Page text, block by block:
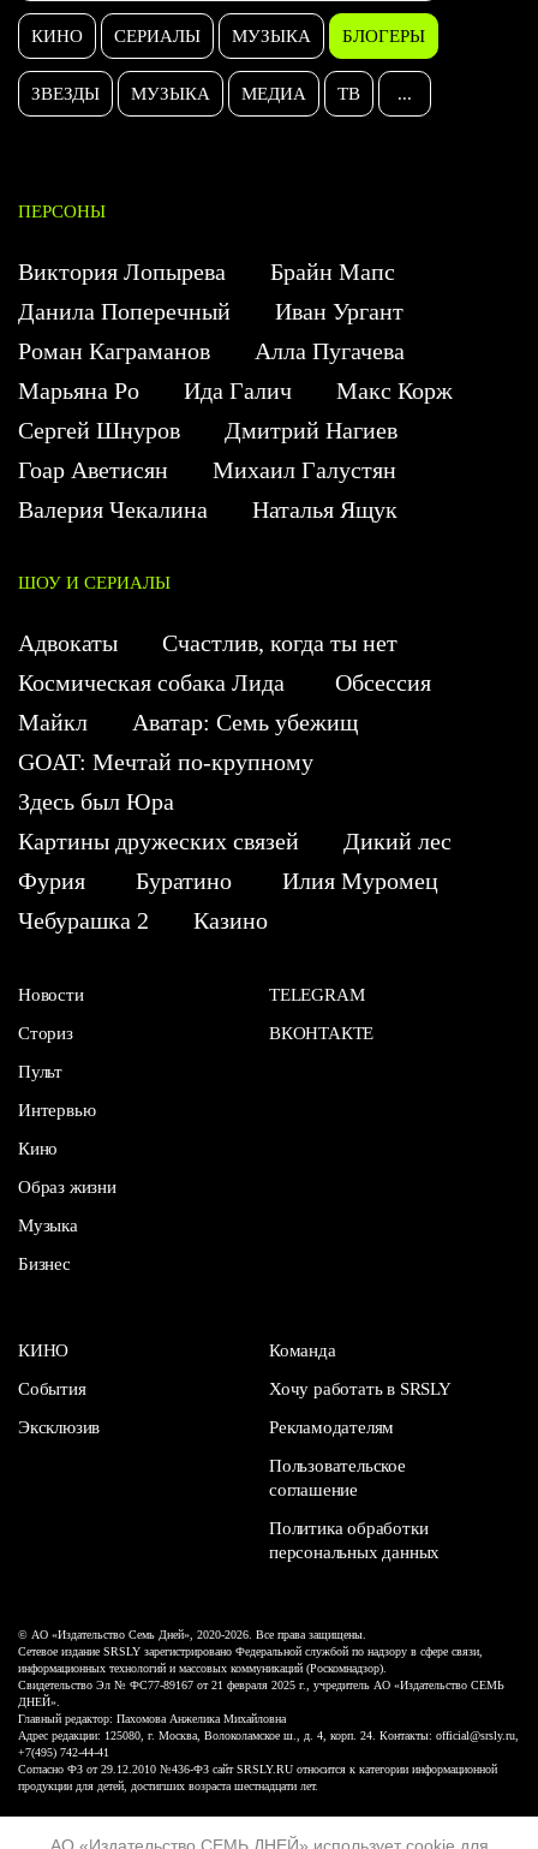
КИНО СЕРИАЛЫ МУЗЫКА БЛОГЕРЫ
ЗВЕЗДЫ МУЗЫКА МЕДИА ТВ ...
ПЕРСОНЫ
Виктория Лопырева
Брайн Мапс
Данила Поперечный
Иван Ургант
Роман Каграманов
Алла Пугачева
Марьяна Ро
Ида Галич
Макс Корж
Сергей Шнуров
Дмитрий Нагиев
Гоар Аветисян
Михаил Галустян
Валерия Чекалина
Наталья Ящук
ШОУ И СЕРИАЛЫ
Адвокаты
Счастлив, когда ты нет
Космическая собака Лида
Обсессия
Майкл
Аватар: Семь убежищ
GOAT: Мечтай по-крупному
Здесь был Юра
Картины дружеских связей
Дикий лес
Фурия
Буратино
Илия Муромец
Чебурашка 2
Казино
Новости
Сториз
Пульт
Интервью
Кино
Образ жизни
Музыка
Бизнес
TELEGRAM
ВКОНТАКТЕ
КИНО
События
Эксклюзив
Команда
Хочу работать в SRSLY
Рекламодателям
Пользовательское
соглашение
Политика обработки
персональных данных
© АО «Издательство Семь Дней», 2020-2026. Все права защищены.
Сетевое издание SRSLY зарегистрировано Федеральной службой по надзору в сфере связи,
информационных технологий и массовых коммуникаций (Роскомнадзор).
Свидетельство Эл № ФС77-89167 от 21 февраля 2025 г., учредитель АО «Издательство СЕМЬ
ДНЕЙ».
Главный редактор: Пахомова Анжелика Михайловна
Адрес редакции: 125080, г. Москва, Волоколамское ш., д. 4, корп. 24. Контакты: official@srsly.ru,
+7(495) 742-44-41
Согласно ФЗ от 29.12.2010 №436-ФЗ сайт SRSLY.RU относится к категории информационной
продукции для детей, достигших возраста шестнадцати лет.